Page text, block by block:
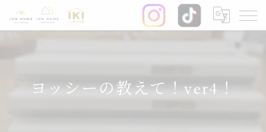
ヨッシーの教えて！ver4！